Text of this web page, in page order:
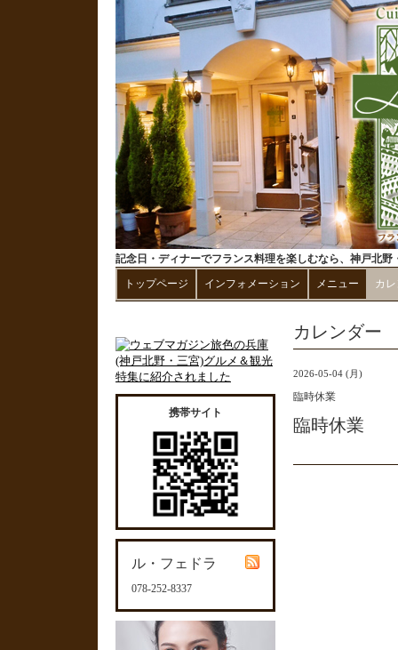
記念日・ディナーでフランス料理を楽しむなら、神戸北野
トップページ
インフォメーション メニュー カ
カレンダー
2026-05-04 (月)
臨時休業
臨時休業
携帯サイト
ル・フェドラ
078-252-8337